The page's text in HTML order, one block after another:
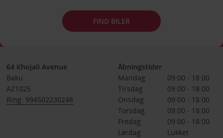
FIND BILER
64 Khojali Avenue
Baku
AZ1025
Ring: 994502230248
Åbningstider
Mandag
09:00 - 18:00
Tirsdag
09:00 - 18:00
Onsdag
09:00 - 18:00
Torsdag
09:00 - 18:00
Fredag
09:00 - 18:00
Lørdag
Lukket